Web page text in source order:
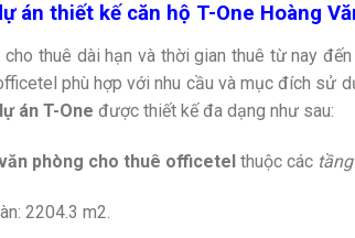
án thiết kế căn hộ T-One Hoàng
thuê dài hạn và thời gian thuê từ nay
phù hợp với nhu cầu và mục đích sử
án T-One được thiết kế đa dạng như sau:
phòng cho thuê officetel thuộc các
2204.3 m2.